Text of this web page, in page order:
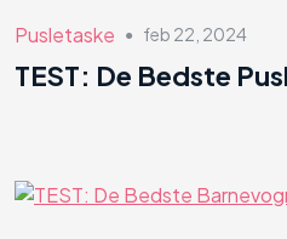
Pusletaske ● feb 22, 2024
TEST: De Bedste